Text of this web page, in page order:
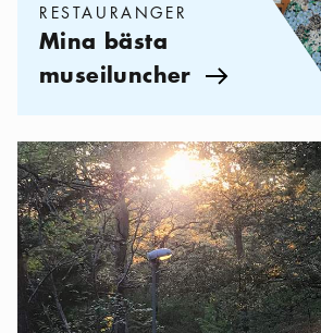
RESTAURANGER
Mina bästa
museiluncher Pil ikon
Kategorier:Restauranger, Guide till